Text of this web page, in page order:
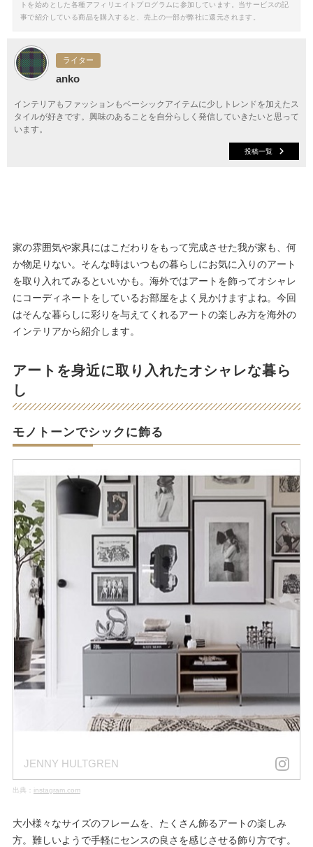
トを始めとした各種アフィリエイトプログラムに参加しています。当サービスの記
事で紹介している商品を購入すると、売上の一部が弊社に還元されます。
ライター
anko
インテリアもファッションもベーシックアイテムに少しトレンドを加えたス
タイルが好きです。興味のあることを自分らしく発信していきたいと思って
います。
投稿一覧
家の雰囲気や家具にはこだわりをもって完成させた我が家も、何
か物足りない。そんな時はいつもの暮らしにお気に入りのアート
を取り入れてみるといいかも。海外ではアートを飾ってオシャレ
にコーディネートをしているお部屋をよく見かけますよね。今回
はそんな暮らしに彩りを与えてくれるアートの楽しみ方を海外の
インテリアから紹介します。
アートを身近に取り入れたオシャレな暮ら
し
モノトーンでシックに飾る
JENNY HULTGREN
出典： instagram.com
大小様々なサイズのフレームを、たくさん飾るアートの楽しみ
方。難しいようで手軽にセンスの良さを感じさせる飾り方です。